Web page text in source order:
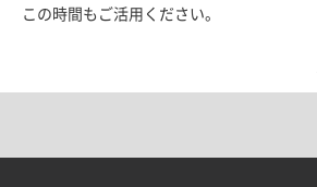
この時間もご活用ください。